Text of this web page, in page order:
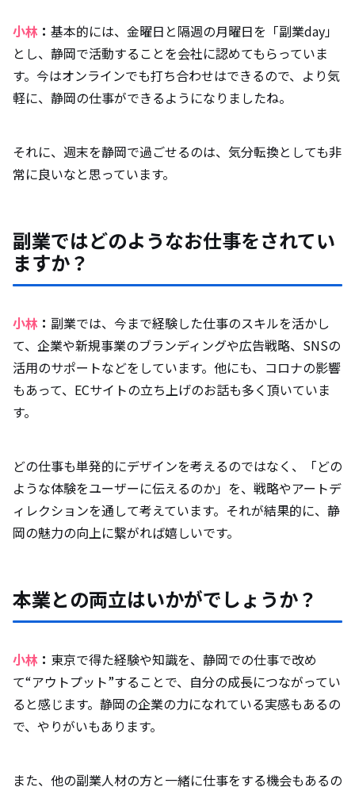
小林 ： 基本的には、金曜日と隔週の月曜日を「副業day」
とし、静岡で活動することを会社に認めてもらっていま
す。今はオンラインでも打ち合わせはできるので、より気
軽に、静岡の仕事ができるようになりましたね。
それに、週末を静岡で過ごせるのは、気分転換としても非
常に良いなと思っています。
副業ではどのようなお仕事をされてい
ますか？
小林 ： 副業では、今まで経験した仕事のスキルを活かし
て、企業や新規事業のブランディングや広告戦略、SNSの
活用のサポートなどをしています。他にも、コロナの影響
もあって、ECサイトの立ち上げのお話も多く頂いていま
す。
どの仕事も単発的にデザインを考えるのではなく、「どの
ような体験をユーザーに伝えるのか」を、戦略やアートデ
ィレクションを通して考えています。それが結果的に、静
岡の魅力の向上に繋がれば嬉しいです。
本業との両立はいかがでしょうか？
小林 ： 東京で得た経験や知識を、静岡での仕事で改め
て“アウトプット”することで、自分の成長につながってい
ると感じます。静岡の企業の力になれている実感もあるの
で、やりがいもあります。
また、他の副業人材の方と一緒に仕事をする機会もあるの